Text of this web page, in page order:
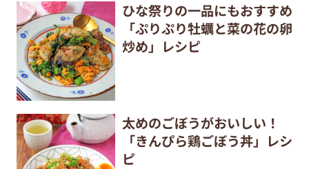
ひな祭りの一品にもおすすめ
「ぷりぷり牡蠣と菜の花の卵
炒め」レシピ
太めのごぼうがおいしい！
「きんぴら鶏ごぼう丼」レシ
ピ